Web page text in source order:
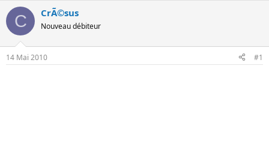
t
e
u
r
d
e
e
d
d
C CrÃ©sus
Nouveau débiteur
14 Mai 2010 #1